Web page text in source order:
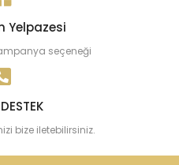
Yelpazesi
seçeneği
bize iletebilirsiniz.